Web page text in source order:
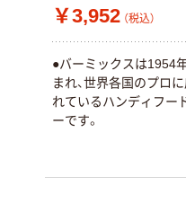
￥3,952 （税込）
●バーミックスは1954
まれ、世界各国のプロ
れているハンディフー
ーです。